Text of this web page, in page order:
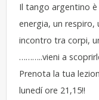
Il tango argentino
energia, un respiro,
incontro tra corpi,
………..vieni a
Prenota la tua
lunedí ore 21,15!!